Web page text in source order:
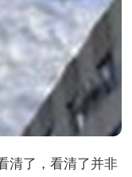
清了，看清了并非